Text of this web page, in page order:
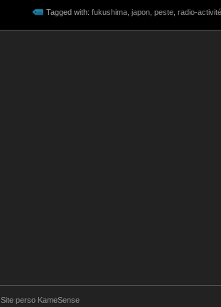
Tagged with: fukushima japon peste radio-activité
Site perso KameSense